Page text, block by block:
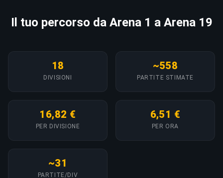
Il tuo percorso da Arena 1 a Arena 19
18
DIVISIONI
~558
PARTITE STIMATE
16,82 €
PER DIVISIONE
6,51 €
PER ORA
~31
PARTITE/DIV